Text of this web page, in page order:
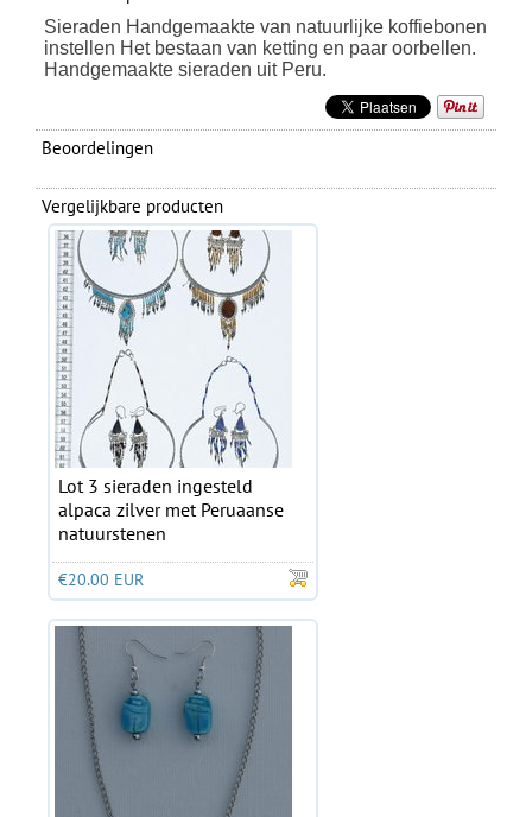
Sieraden Handgemaakte van natuurlijke koffiebonen
instellen Het bestaan van ketting en paar oorbellen.
Handgemaakte sieraden uit Peru.
Beoordelingen
Vergelijkbare producten
Lot 3 sieraden ingesteld
alpaca zilver met Peruaanse
natuurstenen
€20.00 EUR